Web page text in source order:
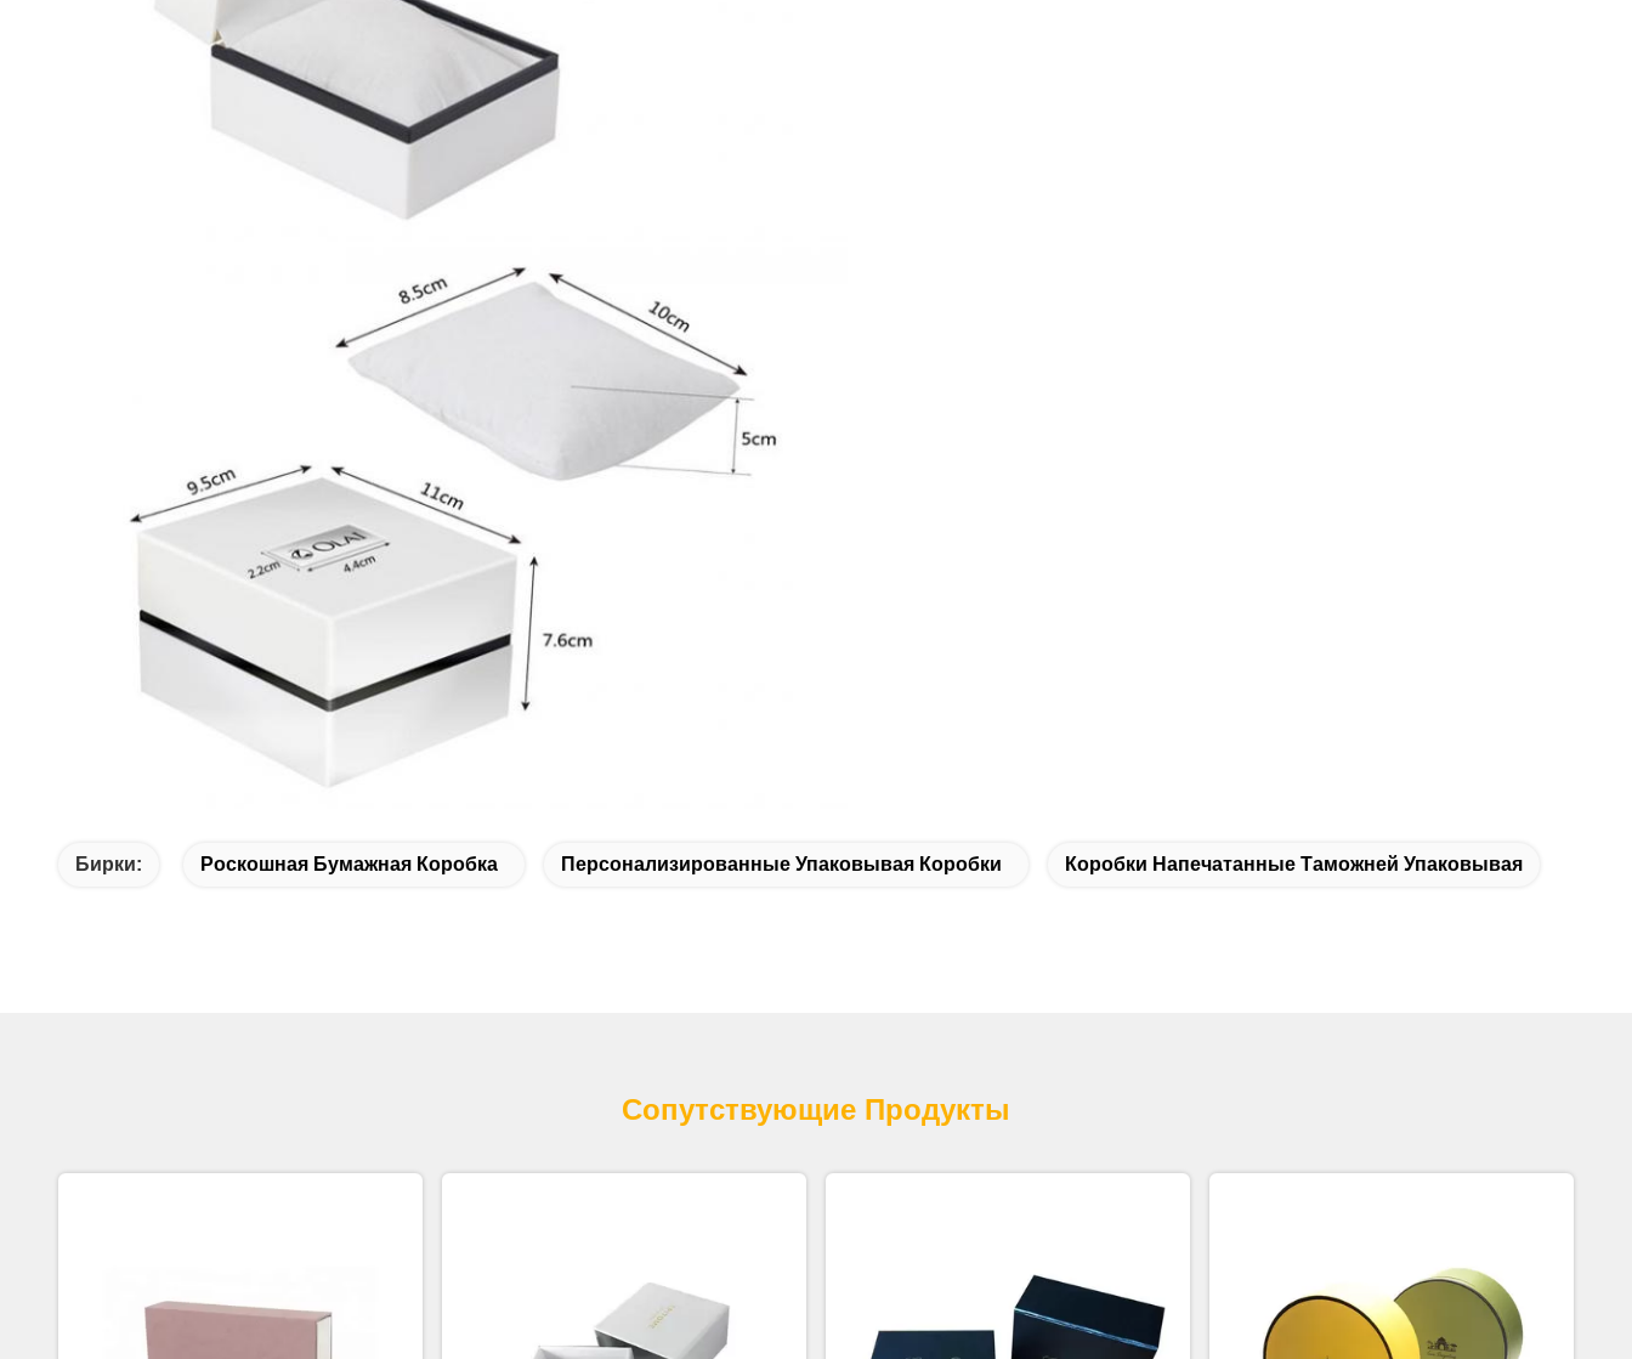
Бирки: Роскошная Бумажная Коробка Персонализированные Упаковывая Коробки Коробки Напечатанные Таможней Упаковывая
Сопутствующие Продукты